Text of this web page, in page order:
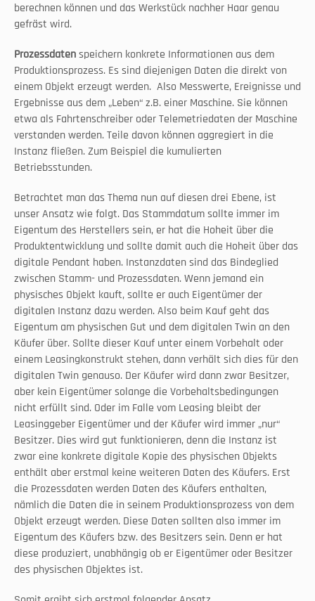
berechnen können und das Werkstück nachher Haar genau
gefräst wird.
Prozessdaten speichern konkrete Informationen aus dem
Produktionsprozess. Es sind diejenigen Daten die direkt von
einem Objekt erzeugt werden.  Also Messwerte, Ereignisse und
Ergebnisse aus dem „Leben“ z.B. einer Maschine. Sie können
etwa als Fahrtenschreiber oder Telemetriedaten der Maschine
verstanden werden. Teile davon können aggregiert in die
Instanz fließen. Zum Beispiel die kumulierten
Betriebsstunden.
Betrachtet man das Thema nun auf diesen drei Ebene, ist
unser Ansatz wie folgt. Das Stammdatum sollte immer im
Eigentum des Herstellers sein, er hat die Hoheit über die
Produktentwicklung und sollte damit auch die Hoheit über das
digitale Pendant haben. Instanzdaten sind das Bindeglied
zwischen Stamm- und Prozessdaten. Wenn jemand ein
physisches Objekt kauft, sollte er auch Eigentümer der
digitalen Instanz dazu werden. Also beim Kauf geht das
Eigentum am physischen Gut und dem digitalen Twin an den
Käufer über. Sollte dieser Kauf unter einem Vorbehalt oder
einem Leasingkonstrukt stehen, dann verhält sich dies für den
digitalen Twin genauso. Der Käufer wird dann zwar Besitzer,
aber kein Eigentümer solange die Vorbehaltsbedingungen
nicht erfüllt sind. Oder im Falle vom Leasing bleibt der
Leasinggeber Eigentümer und der Käufer wird immer „nur“
Besitzer. Dies wird gut funktionieren, denn die Instanz ist
zwar eine konkrete digitale Kopie des physischen Objekts
enthält aber erstmal keine weiteren Daten des Käufers. Erst
die Prozessdaten werden Daten des Käufers enthalten,
nämlich die Daten die in seinem Produktionsprozess von dem
Objekt erzeugt werden. Diese Daten sollten also immer im
Eigentum des Käufers bzw. des Besitzers sein. Denn er hat
diese produziert, unabhängig ob er Eigentümer oder Besitzer
des physischen Objektes ist.